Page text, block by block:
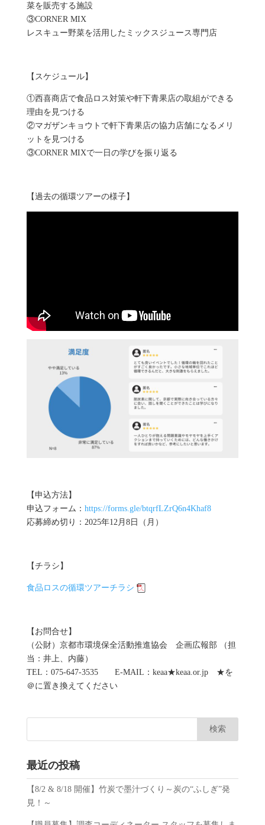
菜を販売する施設
③CORNER MIX
レスキュー野菜を活用したミックスジュース専門店
【スケジュール】
①西喜商店で食品ロス対策や軒下青果店の取組ができる
理由を見つける
②マガザンキョウトで軒下青果店の協力店舗になるメリ
ットを見つける
③CORNER MIXで一日の学びを振り返る
【過去の循環ツアーの様子】
【申込方法】
申込フォーム： https://forms.gle/btqrfLZrQ6n4Khaf8
応募締め切り：2025年12月8日（月）
【チラシ】
食品ロスの循環ツアーチラシ
【お問合せ】
（公財）京都市環境保全活動推進協会 企画広報部 （担
当：井上、内藤）
TEL：075-647-3535 E-MAIL：keaa★keaa.or.jp ★を
＠に置き換えてください
最近の投稿
【8/2 & 8/18 開催】竹炭で墨汁づくり～炭の“ふしぎ”発
見！～